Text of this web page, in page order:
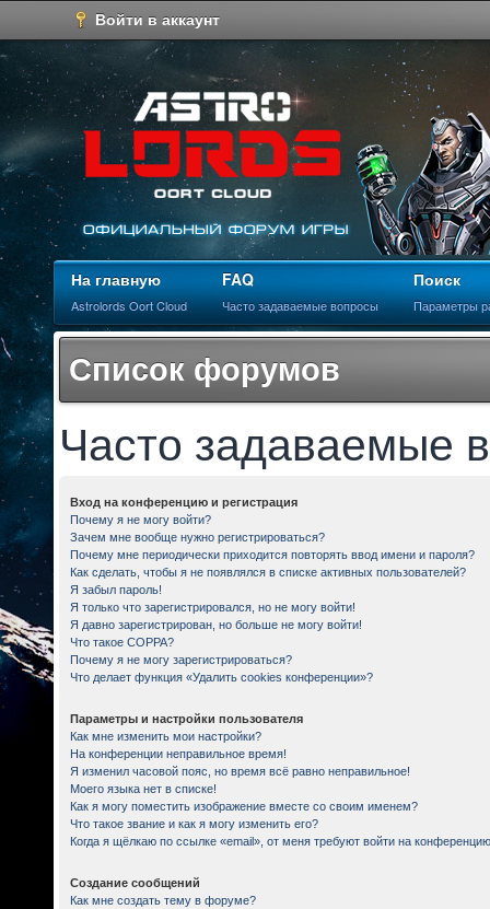
Войти в аккаунт
На главную
Astrolords Oort Cloud
FAQ
Часто задаваемые вопросы
Поиск
Параметры
Список форумов
Часто задаваемые
Вход на конференцию и регистрация
Почему я не могу войти?
Зачем мне вообще нужно регистрироваться?
Почему мне периодически приходится повторять ввод имени и пароля?
Как сделать, чтобы я не появлялся в списке активных пользователей?
Я забыл пароль!
Я только что зарегистрировался, но не могу войти!
Я давно зарегистрирован, но больше не могу войти!
Что такое COPPA?
Почему я не могу зарегистрироваться?
Что делает функция «Удалить cookies конференции»?
Параметры и настройки пользователя
Как мне изменить мои настройки?
На конференции неправильное время!
Я изменил часовой пояс, но время всё равно неправильное!
Моего языка нет в списке!
Как я могу поместить изображение вместе со своим именем?
Что такое звание и как я могу изменить его?
Когда я щёлкаю по ссылке «email», от меня требуют войти на
Создание сообщений
Как мне создать тему в форуме?